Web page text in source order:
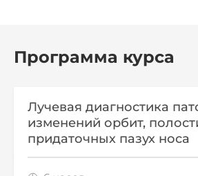
Программа курса
Лучевая диагностика
изменений орбит,
придаточных пазух носа
Структура раздела